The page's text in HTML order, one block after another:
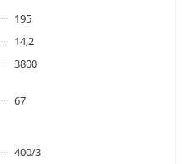
195
14,2
3800
67
400/3